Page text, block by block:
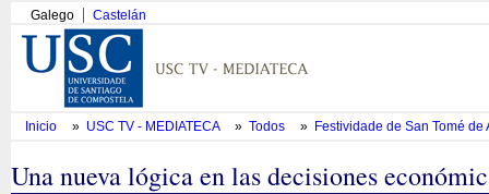
Galego Castelán
Inicio » USC TV - MEDIATECA » Todos » Festividade de San Tomé
Una nueva lógica en las decisiones